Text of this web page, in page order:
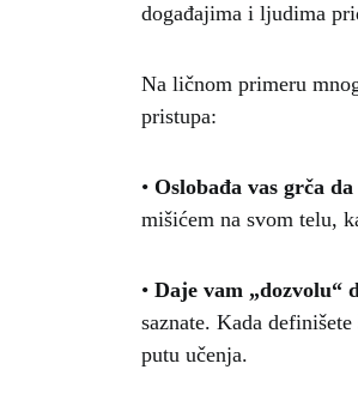
događajima i ljudima
Na ličnom primeru
pristupa:
• Oslobađa vas grča
mišićem na svom telu,
• Daje vam „dozvolu“
saznate. Kada
putu učenja.